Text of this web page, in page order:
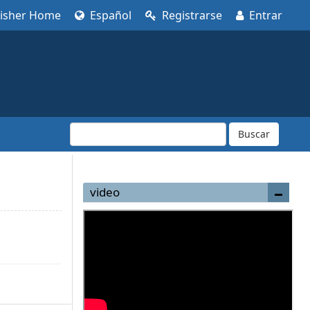
Home Español Registrarse Entrar
Buscar
video